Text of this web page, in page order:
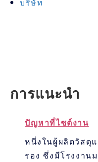
การแนะนำ
ปัญหาที่ไซต์งาน
หนึ่งในผู้ผลิตวัสดุ
รอง ซึ่งมีโรงงาน